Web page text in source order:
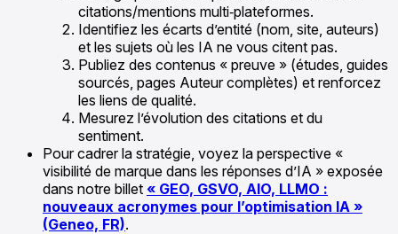
citations/mentions multi‑plateformes.
Identifiez les écarts d’entité (nom, site, auteurs)
et les sujets où les IA ne vous citent pas.
Publiez des contenus « preuve » (études, guides
sourcés, pages Auteur complètes) et renforcez
les liens de qualité.
Mesurez l’évolution des citations et du
sentiment.
Pour cadrer la stratégie, voyez la perspective «
visibilité de marque dans les réponses d’IA » exposée
dans notre billet « GEO, GSVO, AIO, LLMO :
nouveaux acronymes pour l’optimisation IA »
(Geneo, FR).